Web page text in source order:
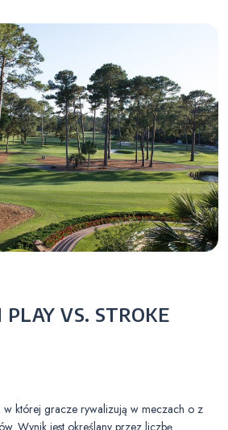
VS. STROKE
której gracze rywalizują w meczach o z
Wynik jest określany przez liczbę